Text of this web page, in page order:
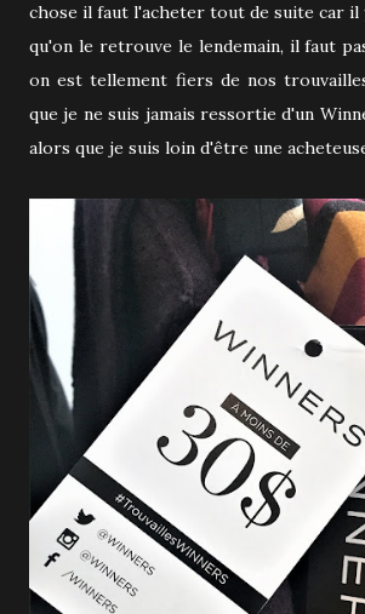
chose il faut l'acheter tout de suite car il
qu'on le retrouve le lendemain, il faut
on est tellement fiers de nos
que je ne suis jamais ressortie d'un
alors que je suis loin d'être une